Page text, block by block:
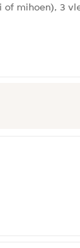
mihoen), 3